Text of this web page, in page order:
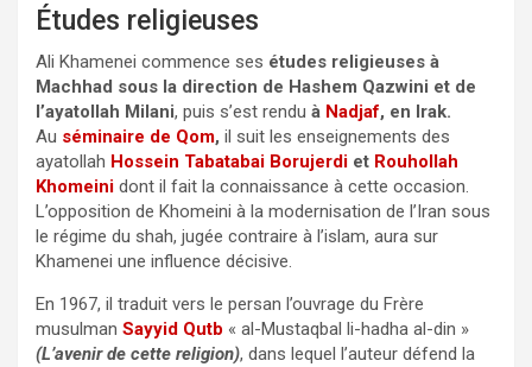
Études religieuses
Ali Khamenei commence ses études religieuses à
Machhad sous la direction de Hashem Qazwini et de
l’ayatollah Milani, puis s’est rendu à Nadjaf, en Irak.
Au séminaire de Qom, il suit les enseignements des
ayatollah Hossein Tabatabai Borujerdi et Rouhollah
Khomeini dont il fait la connaissance à cette occasion.
L’opposition de Khomeini à la modernisation de l’Iran sous
le régime du shah, jugée contraire à l’islam, aura sur
Khamenei une influence décisive.
En 1967, il traduit vers le persan l’ouvrage du Frère
musulman Sayyid Qutb « al-Mustaqbal li-hadha al-din »
(L’avenir de cette religion), dans lequel l’auteur défend la